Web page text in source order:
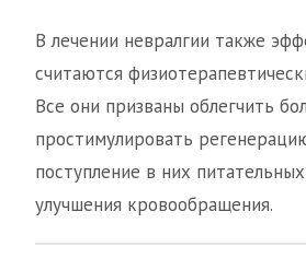
В лечении невралгии также
считаются
Все они призваны облегчить
простимулировать
поступление в них
улучшения кровообращения.